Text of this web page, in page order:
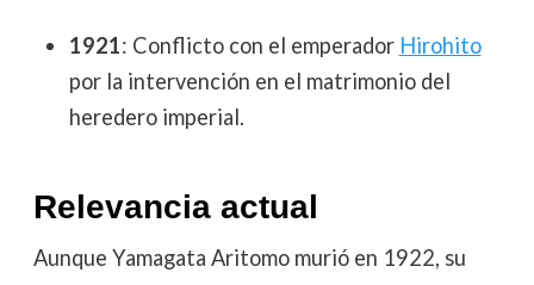
1921: Conflicto con el emperador Hirohito
por la intervención en el matrimonio del
heredero imperial.
Relevancia actual
Aunque Yamagata Aritomo murió en 1922, su